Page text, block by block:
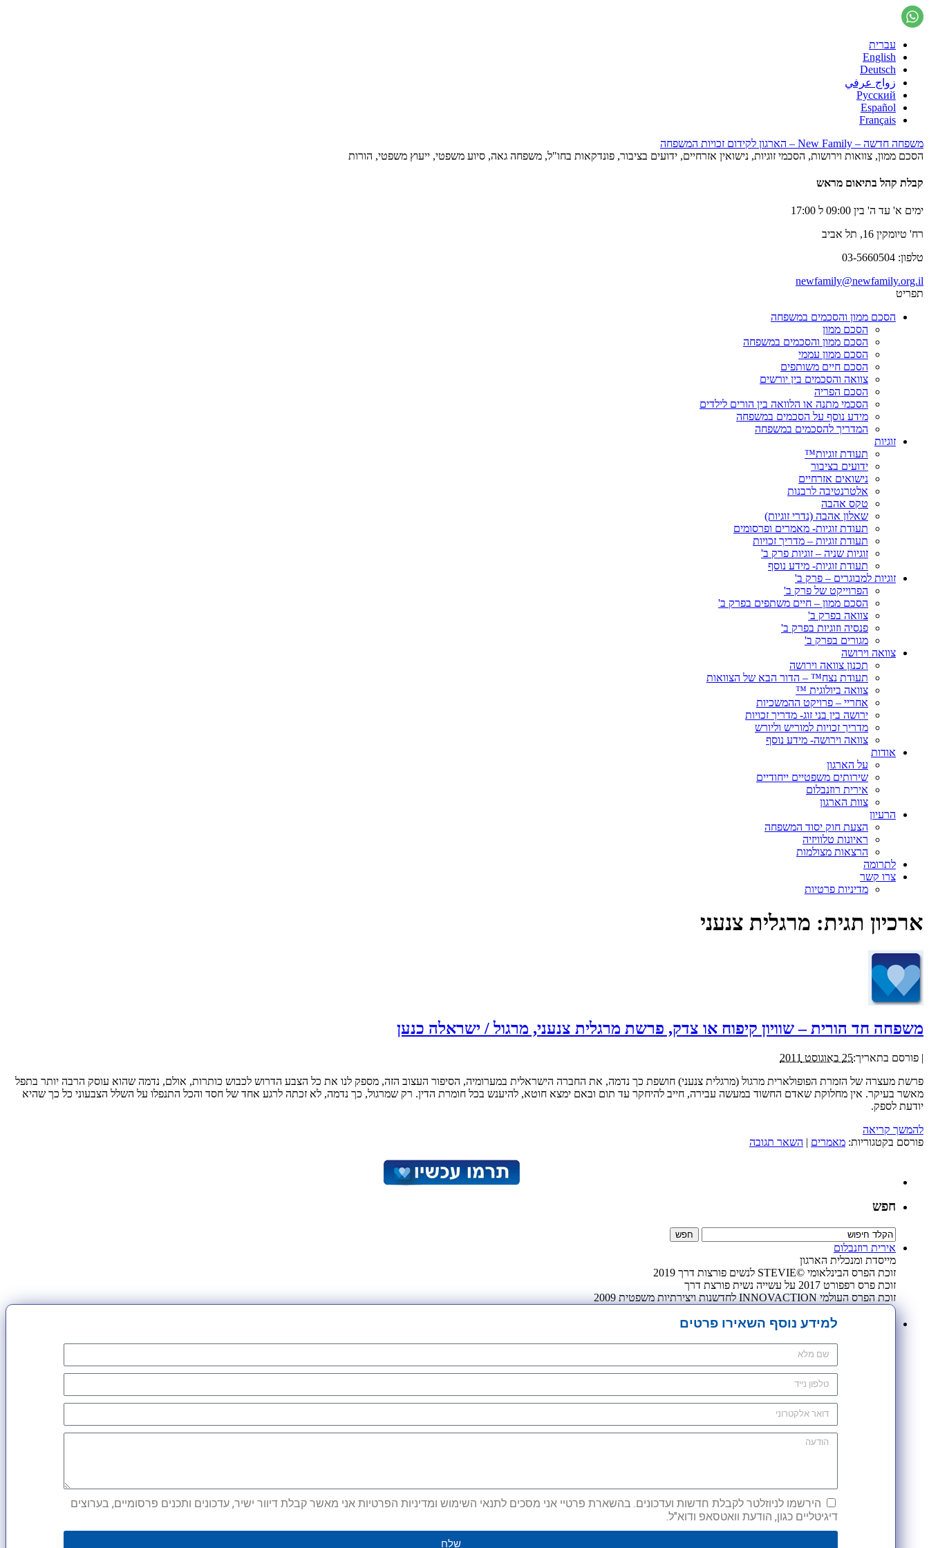
עברית
English
Deutsch
زواج عرفي
Русский
Español
Français
משפחה חדשה – New Family – הארגון לקידום זכויות המשפחה
הסכם ממון, צוואות וירושות, הסכמי זוגיות, נישואין אזרחיים, ידועים בציבור, פונדקאות בחו"ל, משפחה גאה, סיוע משפטי, ייעוץ משפטי, הורות
קבלת קהל בתיאום מראש
ימים א' עד ה' בין 09:00 ל 17:00
רח' טיומקין 16, תל אביב
טלפון: 03-5660504
newfamily@newfamily.org.il
תפריט
הסכם ממון והסכמים במשפחה
הסכם ממון
הסכם ממון והסכמים במשפחה
הסכם ממון עממי
הסכם חיים משותפים
צוואה והסכמים בין יורשים
הסכם הפריה
הסכמי מתנה או הלוואה בין הורים לילדים
מידע נוסף על הסכמים במשפחה
המדריך להסכמים במשפחה
זוגיות
תעודת זוגיות™
ידועים בציבור
נישואים אזרחיים
אלטרנטיבה לרבנות
טקס אהבה
שאלון אהבה (נדרי זוגיות)
תעודת זוגיות- מאמרים ופרסומים
תעודת זוגיות – מדריך זכויות
זוגיות שניה – זוגיות פרק ב'
תעודת זוגיות- מידע נוסף
זוגיות למבוגרים – פרק ב'
הפרוייקט של פרק ב'
הסכם ממון – חיים משתפים בפרק ב'
צוואה בפרק ב'
פנסיה וזוגיות בפרק ב'
מגורים בפרק ב'
צוואה וירושה
תכנון צוואה וירושה
תעודת נצח™ – הדור הבא של הצוואות
צוואה ביולוגית ™
אחריי – פרויקט ההמשכיות
ירושה בין בני זוג- מדריך זכויות
מדריך זכויות למוריש וליורש
צוואה וירושה- מידע נוסף
אודות
על הארגון
שירותים משפטיים ייחודיים
אירית רוזנבלום
צוות הארגון
הרעיון
הצעת חוק יסוד המשפחה
ראיונות טלוויזיה
הרצאות מצולמות
לתרומה
צרו קשר
מדיניות פרטיות
ארכיון תגית: מרגלית צנעני
משפחה חד הורית – שוויון קיפוח או צדק, פרשת מרגלית צנעני, מרגול / ישראלה כנען
| פורסם בתאריך:25 באוגוסט 2011
פרשת מעצרה של הזמרת הפופולארית מרגול (מרגלית צנעני) חושפת כך נדמה, את החברה הישראלית במערומיה, הסיפור העצוב הזה, מספק לנו את כל הצבע הדרוש לכבוש כותרות, אולם, נדמה שהוא עוסק הרבה יותר בתפל
מאשר בעיקר. אין מחלוקת שאדם החשוד במעשה עבירה, חייב להיחקר עד תום ובאם ימצא חוטא, להיענש בכל חומרת הדין. רק שמרגול, כך נדמה, לא זכתה לרגע אחד של חסד והכל התנפלו על השלל הצבעוני כל כך שהיא
יודעת לספק.
להמשך קריאה
פורסם בקטגוריות: מאמרים | השאר תגובה
חפש
אירית רוזנבלום
מייסדת ומנכלית הארגון
זוכת הפרס הבינלאומי ©STEVIE לנשים פורצות דרך 2019
זוכת פרס רפפורט 2017 על עשייה נשית פורצת דרך
זוכת הפרס העולמי INNOVACTION לחדשנות ויצירתיות משפטית 2009
למידע נוסף השאירו פרטים
הירשמו לניוזלטר לקבלת חדשות ועדכונים. בהשארת פרטיי אני מסכים לתנאי השימוש ומדיניות הפרטיות אני מאשר קבלת דיוור ישיר, עדכונים ותכנים פרסומיים, בערוצים
דיגיטליים כגון, הודעת וואטסאפ ודוא"ל.
שלח